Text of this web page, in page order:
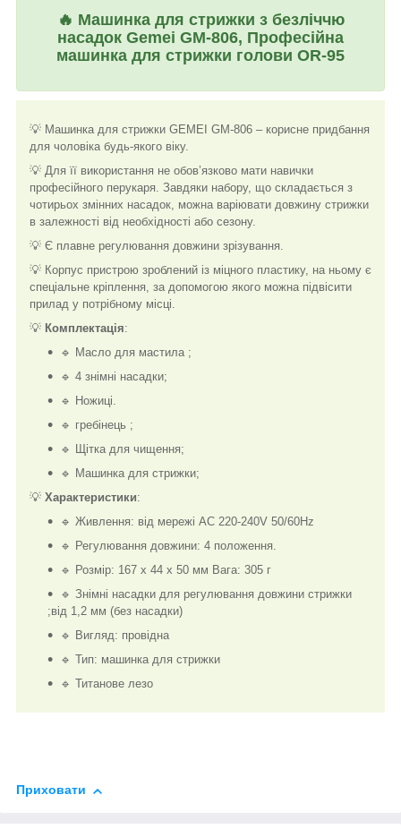
🔥 Машинка для стрижки з безліччю
насадок Gemei GM-806, Професійна
машинка для стрижки голови OR-95
💡 Машинка для стрижки GEMEI GM-806 – корисне придбання
для чоловіка будь-якого віку.
💡 Для її використання не обов’язково мати навички
професійного перукаря. Завдяки набору, що складається з
чотирьох змінних насадок, можна варіювати довжину стрижки
в залежності від необхідності або сезону.
💡 Є плавне регулювання довжини зрізування.
💡 Корпус пристрою зроблений із міцного пластику, на ньому є
спеціальне кріплення, за допомогою якого можна підвісити
прилад у потрібному місці.
💡 Комплектація:
🔹 Масло для мастила ;
🔹 4 знімні насадки;
🔹 Ножиці.
🔹 гребінець ;
🔹 Щітка для чищення;
🔹 Машинка для стрижки;
💡 Характеристики:
🔹 Живлення: від мережі AC 220-240V 50/60Hz
🔹 Регулювання довжини: 4 положення.
🔹 Розмір: 167 х 44 х 50 мм Вага: 305 г
🔹 Знімні насадки для регулювання довжини стрижки
;від 1,2 мм (без насадки)
🔹 Вигляд: провідна
🔹 Тип: машинка для стрижки
🔹 Титанове лезо
Приховати